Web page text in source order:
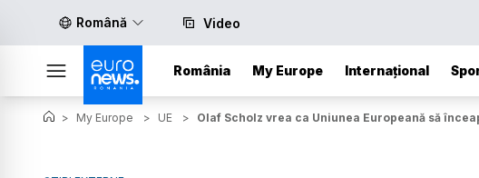
Română Video
România My Europe Internațional
> My Europe > UE > Olaf Scholz vrea ca Uniunea Europeană să